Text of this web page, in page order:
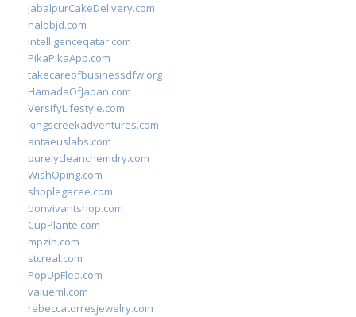
JabalpurCakeDelivery.com
halobjd.com
intelligenceqatar.com
PikaPikaApp.com
takecareofbusinessdfw.org
HamadaOfJapan.com
VersifyLifestyle.com
kingscreekadventures.com
antaeuslabs.com
purelycleanchemdry.com
WishOping.com
shoplegacee.com
bonvivantshop.com
CupPlante.com
mpzin.com
stcreal.com
PopUpFlea.com
valueml.com
rebeccatorresjewelry.com